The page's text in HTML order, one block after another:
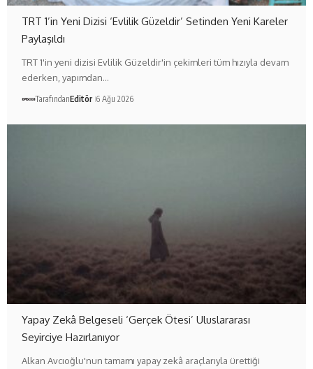
TRT 1’in Yeni Dizisi ‘Evlilik Güzeldir’ Setinden Yeni Kareler
Paylaşıldı
TRT 1'in yeni dizisi Evlilik Güzeldir'in çekimleri tüm hızıyla devam
ederken, yapımdan…
TarafındanEditör 6 Ağu 2026
Yapay Zekâ Belgeseli ‘Gerçek Ötesi’ Uluslararası
Seyirciye Hazırlanıyor
Alkan Avcıoğlu'nun tamamı yapay zekâ araçlarıyla ürettiği